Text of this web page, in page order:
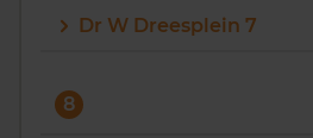
Dr W Dreesplein 7
8